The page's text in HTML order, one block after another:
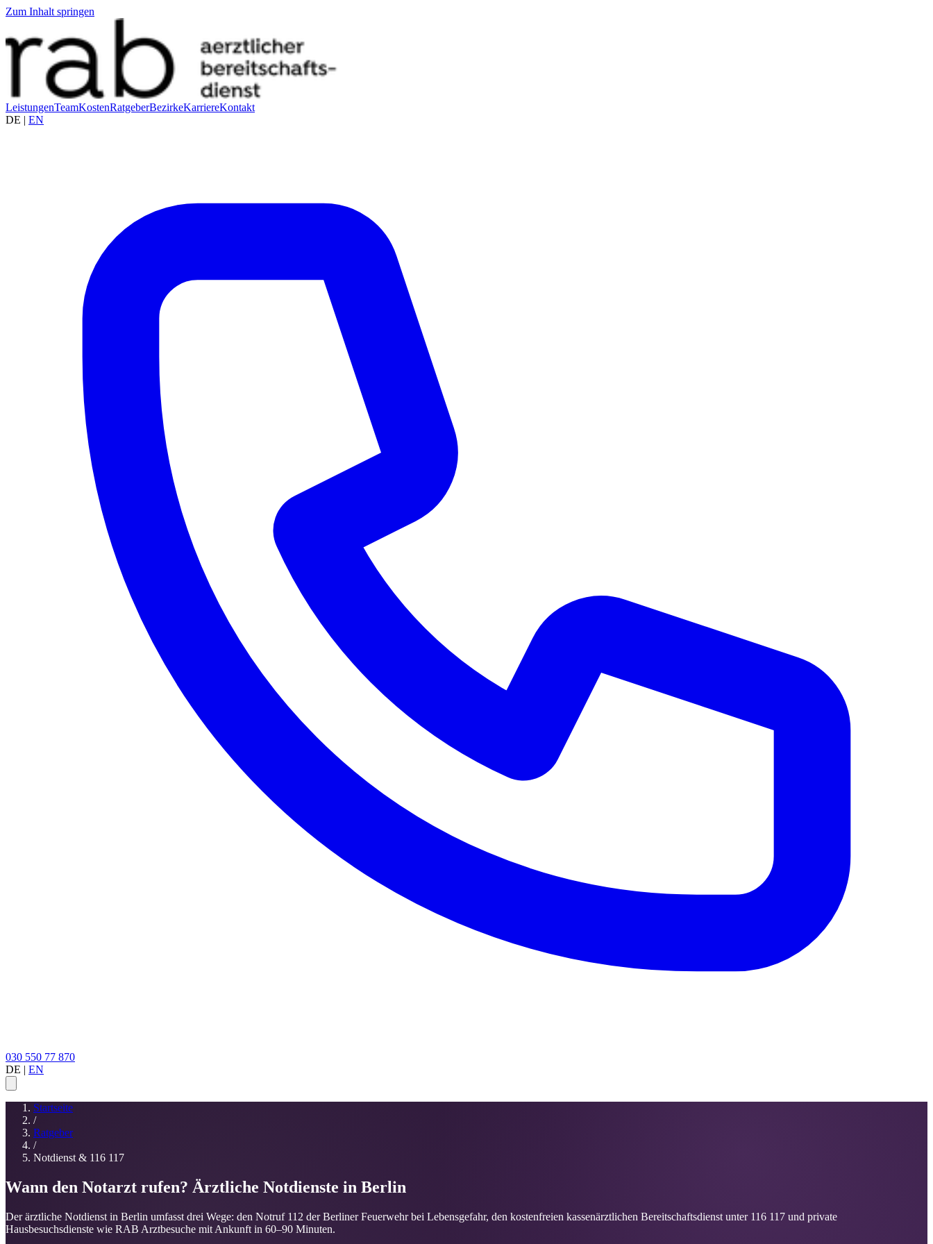
Zum Inhalt springen
LeistungenTeamKostenRatgeberBezirkeKarriereKontakt
DE | EN
030 550 77 870
DE | EN
Startseite
/
Ratgeber
/
Notdienst & 116 117
Wann den Notarzt rufen? Ärztliche Notdienste in Berlin
Der ärztliche Notdienst in Berlin umfasst drei Wege: den Notruf 112 der Berliner Feuerwehr bei Lebensgefahr, den kostenfreien kassenärztlichen Bereitschaftsdienst unter 116 117 und private
Hausbesuchsdienste wie RAB Arztbesuche mit Ankunft in 60–90 Minuten.